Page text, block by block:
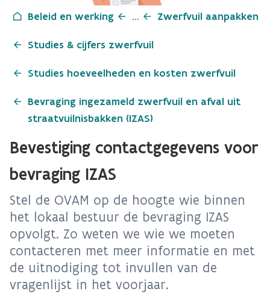
Beleid en werking ... Zwerfvuil aanpakken
Studies & cijfers zwerfvuil
Studies hoeveelheden en kosten zwerfvuil
Bevraging ingezameld zwerfvuil en afval uit
straatvuilnisbakken (IZAS)
Bevestiging contactgegevens voor
bevraging IZAS
Stel de OVAM op de hoogte wie binnen
het lokaal bestuur de bevraging IZAS
opvolgt. Zo weten we wie we moeten
contacteren met meer informatie en met
de uitnodiging tot invullen van de
vragenlijst in het voorjaar.